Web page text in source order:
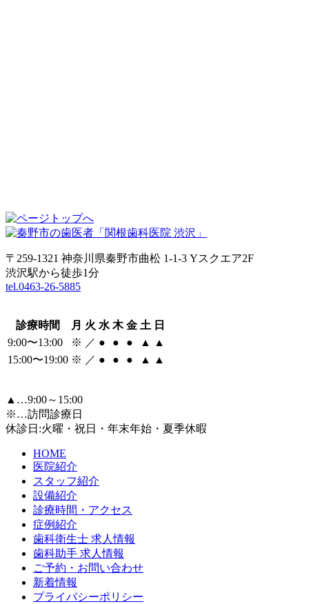
〒259-1321 神奈川県秦野市曲松 1-1-3 Yスクエア2F
渋沢駅から徒歩1分
tel.0463-26-5885
診療時間 月 火 水 木 金 土 日
9:00〜13:00
※ ／ ● ● ● ▲
▲
15:00〜19:00 ※ ／ ● ● ● ▲ ▲
▲…9:00～15:00
※…訪問診療日
休診日:火曜・祝日・年末年始・夏季休暇
HOME
医院紹介
スタッフ紹介
設備紹介
診療時間・アクセス
症例紹介
歯科衛生士 求人情報
歯科助手 求人情報
ご予約・お問い合わせ
新着情報
プライバシーポリシー